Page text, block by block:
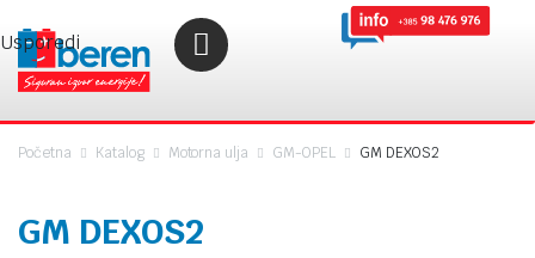
Početna Katalog Motorna ulja GM-OPEL GM DEXOS2
GM DEXOS2
Usporedi